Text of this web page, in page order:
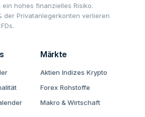
hohes finanzielles Risiko.
der Privatanlegerkonten verlieren
Märkte
Aktien Indizes Krypto
Forex Rohstoffe
Makro & Wirtschaft